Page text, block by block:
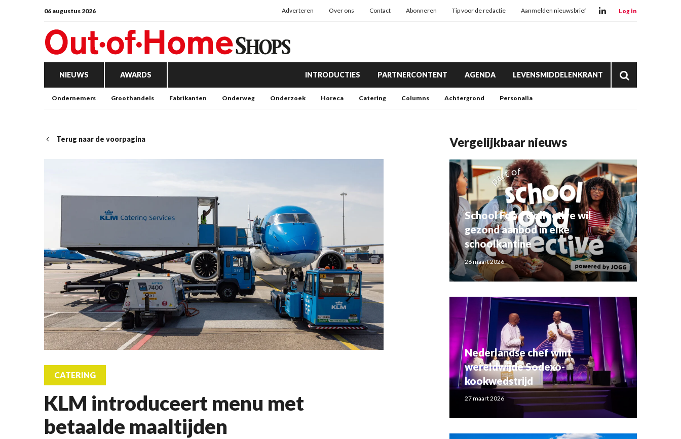
06 augustus 2026 Adverteren Over ons Contact Abonneren Tip voor de redactie Aanmelden nieuwsbrief Log in
NIEUWS AWARDS INTRODUCTIES PARTNERCONTENT AGENDA LEVENSMIDDELENKRANT
Ondernemers Groothandels Fabrikanten Onderweg Onderzoek Horeca Catering Columns Achtergrond Personalia
Terug naar de voorpagina
CATERING
KLM introduceert menu met
betaalde maaltijden
Vergelijkbaar nieuws
School Food Collective wil
gezond aanbod in elke
schoolkantine
26 maart 2026
Nederlandse chef wint
wereldwijde Sodexo-
kookwedstrijd
27 maart 2026